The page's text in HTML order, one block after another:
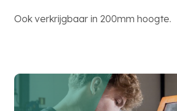
Ook verkrijgbaar in 200mm hoogte.